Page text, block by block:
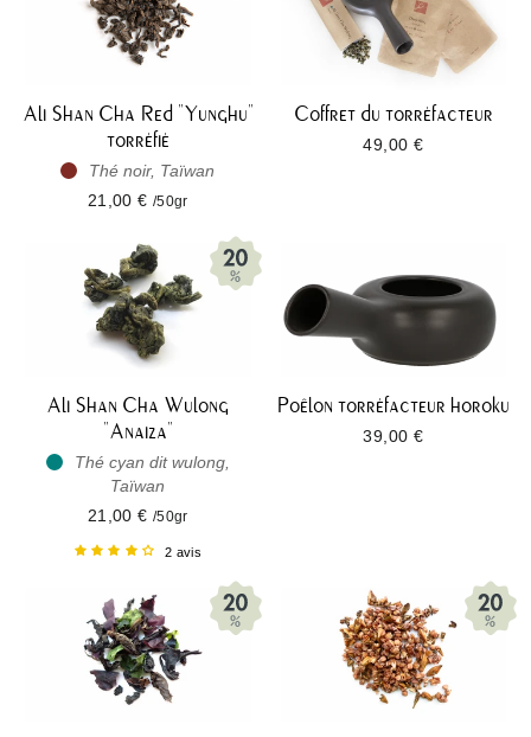
Ali Shan Cha Red "Yunghu"
torréfié
Thé noir, Taïwan
21,00 € /50gr
Coffret du torréfacteur
49,00 €
Ali Shan Cha Wulong
"Anaiza"
Thé cyan dit wulong,
Taïwan
21,00 € /50gr
2 avis
Poêlon torréfacteur horoku
39,00 €